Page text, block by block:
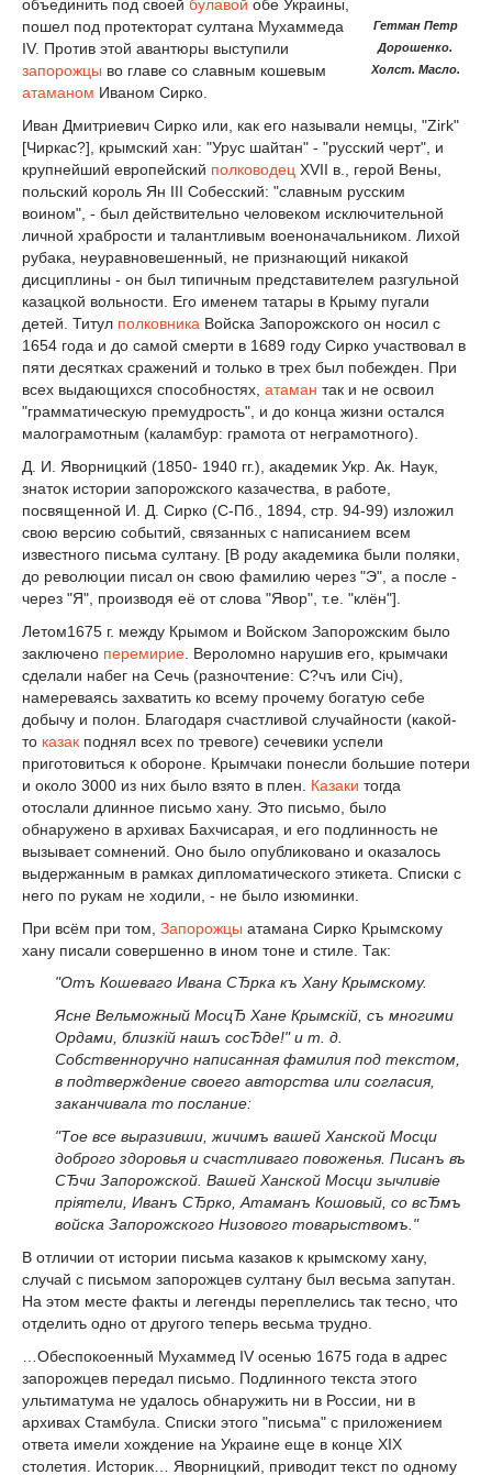
Гетман Петр
Дорошенко.
Холст. Масло.
объединить под своей булавой обе Украины,
пошел под протекторат султана Мухаммеда
IV. Против этой авантюры выступили
запорожцы во главе со славным кошевым
атаманом Иваном Сирко.
Иван Дмитриевич Сирко или, как его называли немцы, "Zirk"
[Чиркас?], крымский хан: "Урус шайтан" - "русский черт", и
крупнейший европейский полководец ХVII в., герой Вены,
польский король Ян III Собесский: "славным русским
воином", - был действительно человеком исключительной
личной храбрости и талантливым военоначальником. Лихой
рубака, неуравновешенный, не признающий никакой
дисциплины - он был типичным представителем разгульной
казацкой вольности. Его именем татары в Крыму пугали
детей. Титул полковника Войска Запорожского он носил с
1654 года и до самой смерти в 1689 году Сирко участвовал в
пяти десятках сражений и только в трех был побежден. При
всех выдающихся способностях, атаман так и не освоил
"грамматическую премудрость", и до конца жизни остался
малограмотным (каламбур: грамота от неграмотного).
Д. И. Яворницкий (1850- 1940 гг.), академик Укр. Ак. Наук,
знаток истории запорожского казачества, в работе,
посвященной И. Д. Сирко (С-Пб., 1894, стр. 94-99) изложил
свою версию событий, связанных с написанием всем
известного письма султану. [В роду академика были поляки,
до революции писал он свою фамилию через "Э", а после -
через "Я", производя её от слова "Явор", т.е. "клён"].
Летом1675 г. между Крымом и Войском Запорожским было
заключено перемирие . Вероломно нарушив его, крымчаки
сделали набег на Сечь (разночтение: С?чъ или Січ),
намереваясь захватить ко всему прочему богатую себе
добычу и полон. Благодаря счастливой случайности (какой-
то казак поднял всех по тревоге) сечевики успели
приготовиться к обороне. Крымчаки понесли большие потери
и около 3000 из них было взято в плен. Казаки тогда
отослали длинное письмо хану. Это письмо, было
обнаружено в архивах Бахчисарая, и его подлинность не
вызывает сомнений. Оно было опубликовано и оказалось
выдержанным в рамках дипломатического этикета. Списки с
него по рукам не ходили, - не было изюминки.
При всём при том, Запорожцы атамана Сирко Крымскому
хану писали совершенно в ином тоне и стиле. Так:
"Отъ Кошеваго Ивана СЂрка къ Хану Крымскому.
Ясне Вельможный МосцЂ Хане Крымскій, съ многими
Ордами, близкій нашъ сосЂде!" и т. д.
Собственноручно написанная фамилия под текстом,
в подтверждение своего авторства или согласия,
заканчивала то послание:
"Тое все выразивши, жичимъ вашей Ханской Мосци
доброго здоровья и счастливаго повоженья. Писанъ въ
СЂчи Запорожской. Вашей Ханской Мосци зычливіе
пріятели, Иванъ СЂрко, Атаманъ Кошовый, со всЂмъ
войска Запорожского Низового товарыствомъ."
В отличии от истории письма казаков к крымскому хану,
случай с письмом запорожцев султану был весьма запутан.
На этом месте факты и легенды переплелись так тесно, что
отделить одно от другого теперь весьма трудно.
…Обеспокоенный Мухаммед IV осенью 1675 года в адрес
запорожцев передал письмо. Подлинного текста этого
ультиматума не удалось обнаружить ни в России, ни в
архивах Стамбула. Списки этого "письма" с приложением
ответа имели хождение на Украине еще в конце ХIХ
столетия. Историк… Яворницкий, приводит текст по одному